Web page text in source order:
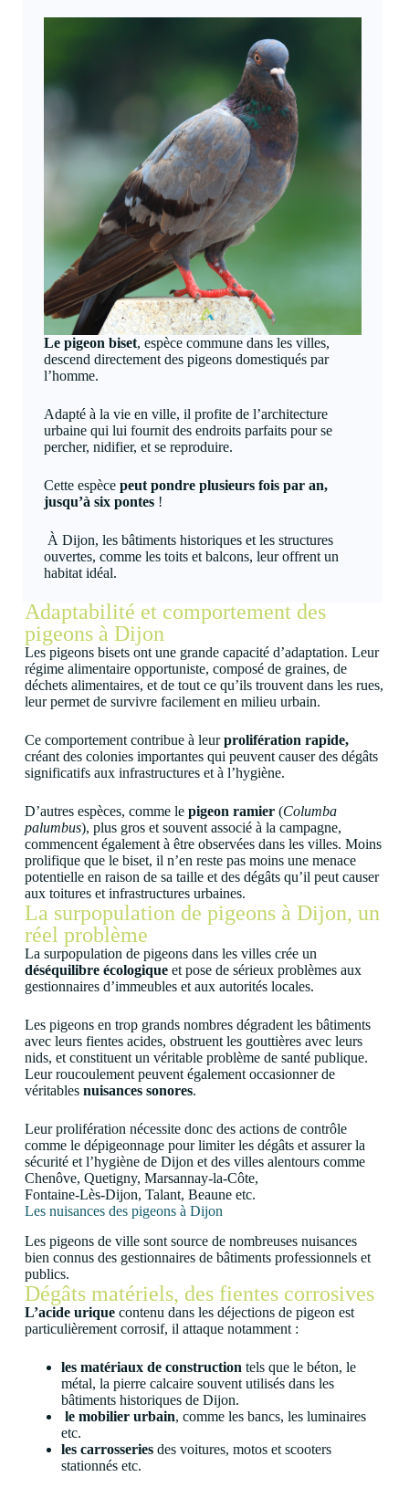
Le pigeon biset, espèce commune dans les villes,
descend directement des pigeons domestiqués par
l’homme.
Adapté à la vie en ville, il profite de l’architecture
urbaine qui lui fournit des endroits parfaits pour se
percher, nidifier, et se reproduire.
Cette espèce peut pondre plusieurs fois par an,
jusqu’à six pontes!
À Dijon, les bâtiments historiques et les structures
ouvertes, comme les toits et balcons, leur offrent un
habitat idéal.
Adaptabilité et comportement des
pigeons à Dijon
Les pigeons bisets ont une grande capacité d’adaptation. Leur
régime alimentaire opportuniste, composé de graines, de
déchets alimentaires, et de tout ce qu’ils trouvent dans les rues,
leur permet de survivre facilement en milieu urbain.
Ce comportement contribue à leurprolifération rapide,
créant des colonies importantes qui peuvent causer des dégâts
significatifs aux infrastructures et à l’hygiène.
D’autres espèces, comme le pigeon ramier(Columba
palumbus), plus gros et souvent associé à la campagne,
commencent également à être observées dans les villes. Moins
prolifique que le biset, il n’en reste pas moins une menace
potentielle en raison de sa taille et des dégâts qu’il peut causer
aux toitures et infrastructures urbaines.
La surpopulation de pigeons à Dijon, un
réel problème
La surpopulation de pigeons dans les villes crée un
déséquilibre écologiqueet pose de sérieux problèmes aux
gestionnaires d’immeubles et aux autorités locales.
Les pigeons en trop grands nombres dégradent les bâtiments
avec leurs fientes acides, obstruent les gouttières avec leurs
nids, et constituent un véritable problème de santé publique.
Leur roucoulement peuvent également occasionner de
véritables nuisances sonores.
Leur prolifération nécessite donc des actions de contrôle
comme le dépigeonnage pour limiter les dégâts et assurer la
sécurité et l’hygiène de Dijon et des villes alentours comme
Chenôve, Quetigny, Marsannay-la-Côte,
Fontaine-Lès-Dijon, Talant, Beaune etc.
Les nuisances des pigeons à Dijon
Les pigeons de ville sont source de nombreuses nuisances
bien connus des gestionnaires de bâtiments professionnels et
publics.
Dégâts matériels, des fientes corrosives
L’acide uriquecontenu dans les déjections de pigeon est
particulièrement corrosif, il attaque notamment :
les matériaux de construction tels que le béton, le
métal, la pierre calcaire souvent utilisés dans les
bâtiments historiques de Dijon.
le mobilier urbain, comme les bancs, les luminaires
etc.
les carrosseriesdes voitures, motos et scooters
stationnés etc.